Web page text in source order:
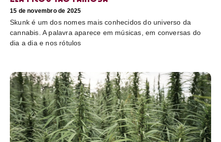
15 de novembro de 2025
Skunk é um dos nomes mais conhecidos do universo da
cannabis. A palavra aparece em músicas, em conversas do
dia a dia e nos rótulos